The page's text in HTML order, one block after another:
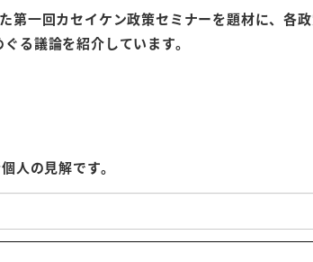
一回カセイケン政策セミナーを題材に、各
る議論を紹介しています。
人の見解です。